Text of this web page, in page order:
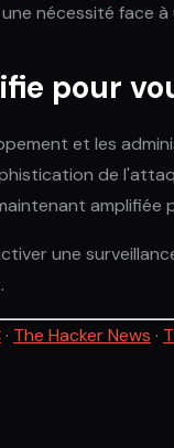
nécessité face
pour
et les
de
amplifiée
une
· The Hacker News ·